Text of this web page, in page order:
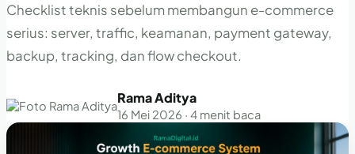
Checklist teknis sebelum membangun e-commerce
serius: server, traffic, keamanan, payment gateway,
backup, tracking, dan flow checkout.
Rama Aditya
16 Mei 2026 · 4 menit baca